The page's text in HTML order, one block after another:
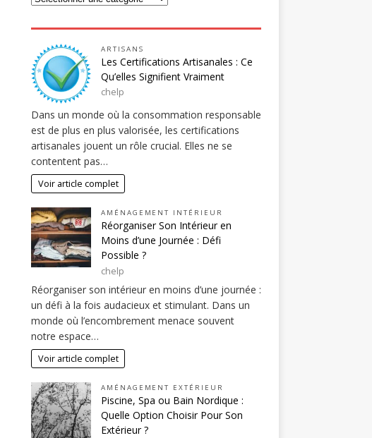
ARTISANS
Les Certifications Artisanales : Ce
Qu’elles Signifient Vraiment
chelp
Dans un monde où la consommation responsable
est de plus en plus valorisée, les certifications
artisanales jouent un rôle crucial. Elles ne se
contentent pas…
Voir article complet
AMÉNAGEMENT INTÉRIEUR
Réorganiser Son Intérieur en
Moins d’une Journée : Défi
Possible ?
chelp
Réorganiser son intérieur en moins d’une journée :
un défi à la fois audacieux et stimulant. Dans un
monde où l’encombrement menace souvent
notre espace…
Voir article complet
AMÉNAGEMENT EXTÉRIEUR
Piscine, Spa ou Bain Nordique :
Quelle Option Choisir Pour Son
Extérieur ?